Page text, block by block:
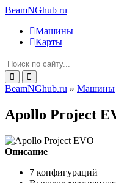
BeamNGhub ru
Машины
Карты
BeamNGhub.ru » Машины
Apollo Project
Описание
7 конфигураций